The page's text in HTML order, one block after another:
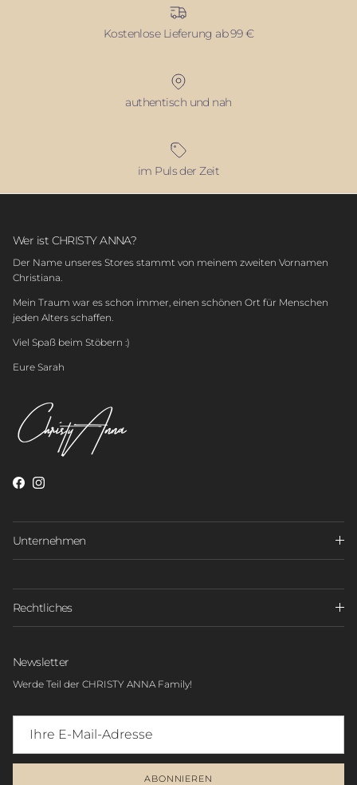
Kostenlose Lieferung ab 99 €
authentisch und nah
im Puls der Zeit
Wer ist CHRISTY ANNA?
Der Name unseres Stores stammt von meinem zweiten Vornamen
Christiana.
Mein Traum war es schon immer, einen schönen Ort für Menschen
jeden Alters schaffen.
Viel Spaß beim Stöbern :)
Eure Sarah
Unternehmen
Rechtliches
Newsletter
Werde Teil der CHRISTY ANNA Family!
ABONNIEREN